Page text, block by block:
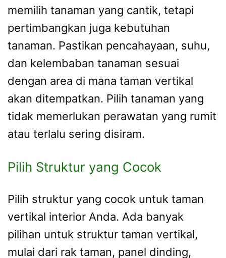
memilih tanaman yang cantik, tetapi
pertimbangkan juga kebutuhan
tanaman. Pastikan pencahayaan, suhu,
dan kelembaban tanaman sesuai
dengan area di mana taman vertikal
akan ditempatkan. Pilih tanaman yang
tidak memerlukan perawatan yang rumit
atau terlalu sering disiram.
Pilih Struktur yang Cocok
Pilih struktur yang cocok untuk taman
vertikal interior Anda. Ada banyak
pilihan untuk struktur taman vertikal,
mulai dari rak taman, panel dinding,